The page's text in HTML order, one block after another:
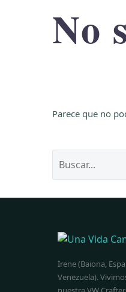
No
Parece que no
Irene (Baiona,
Venezuela).